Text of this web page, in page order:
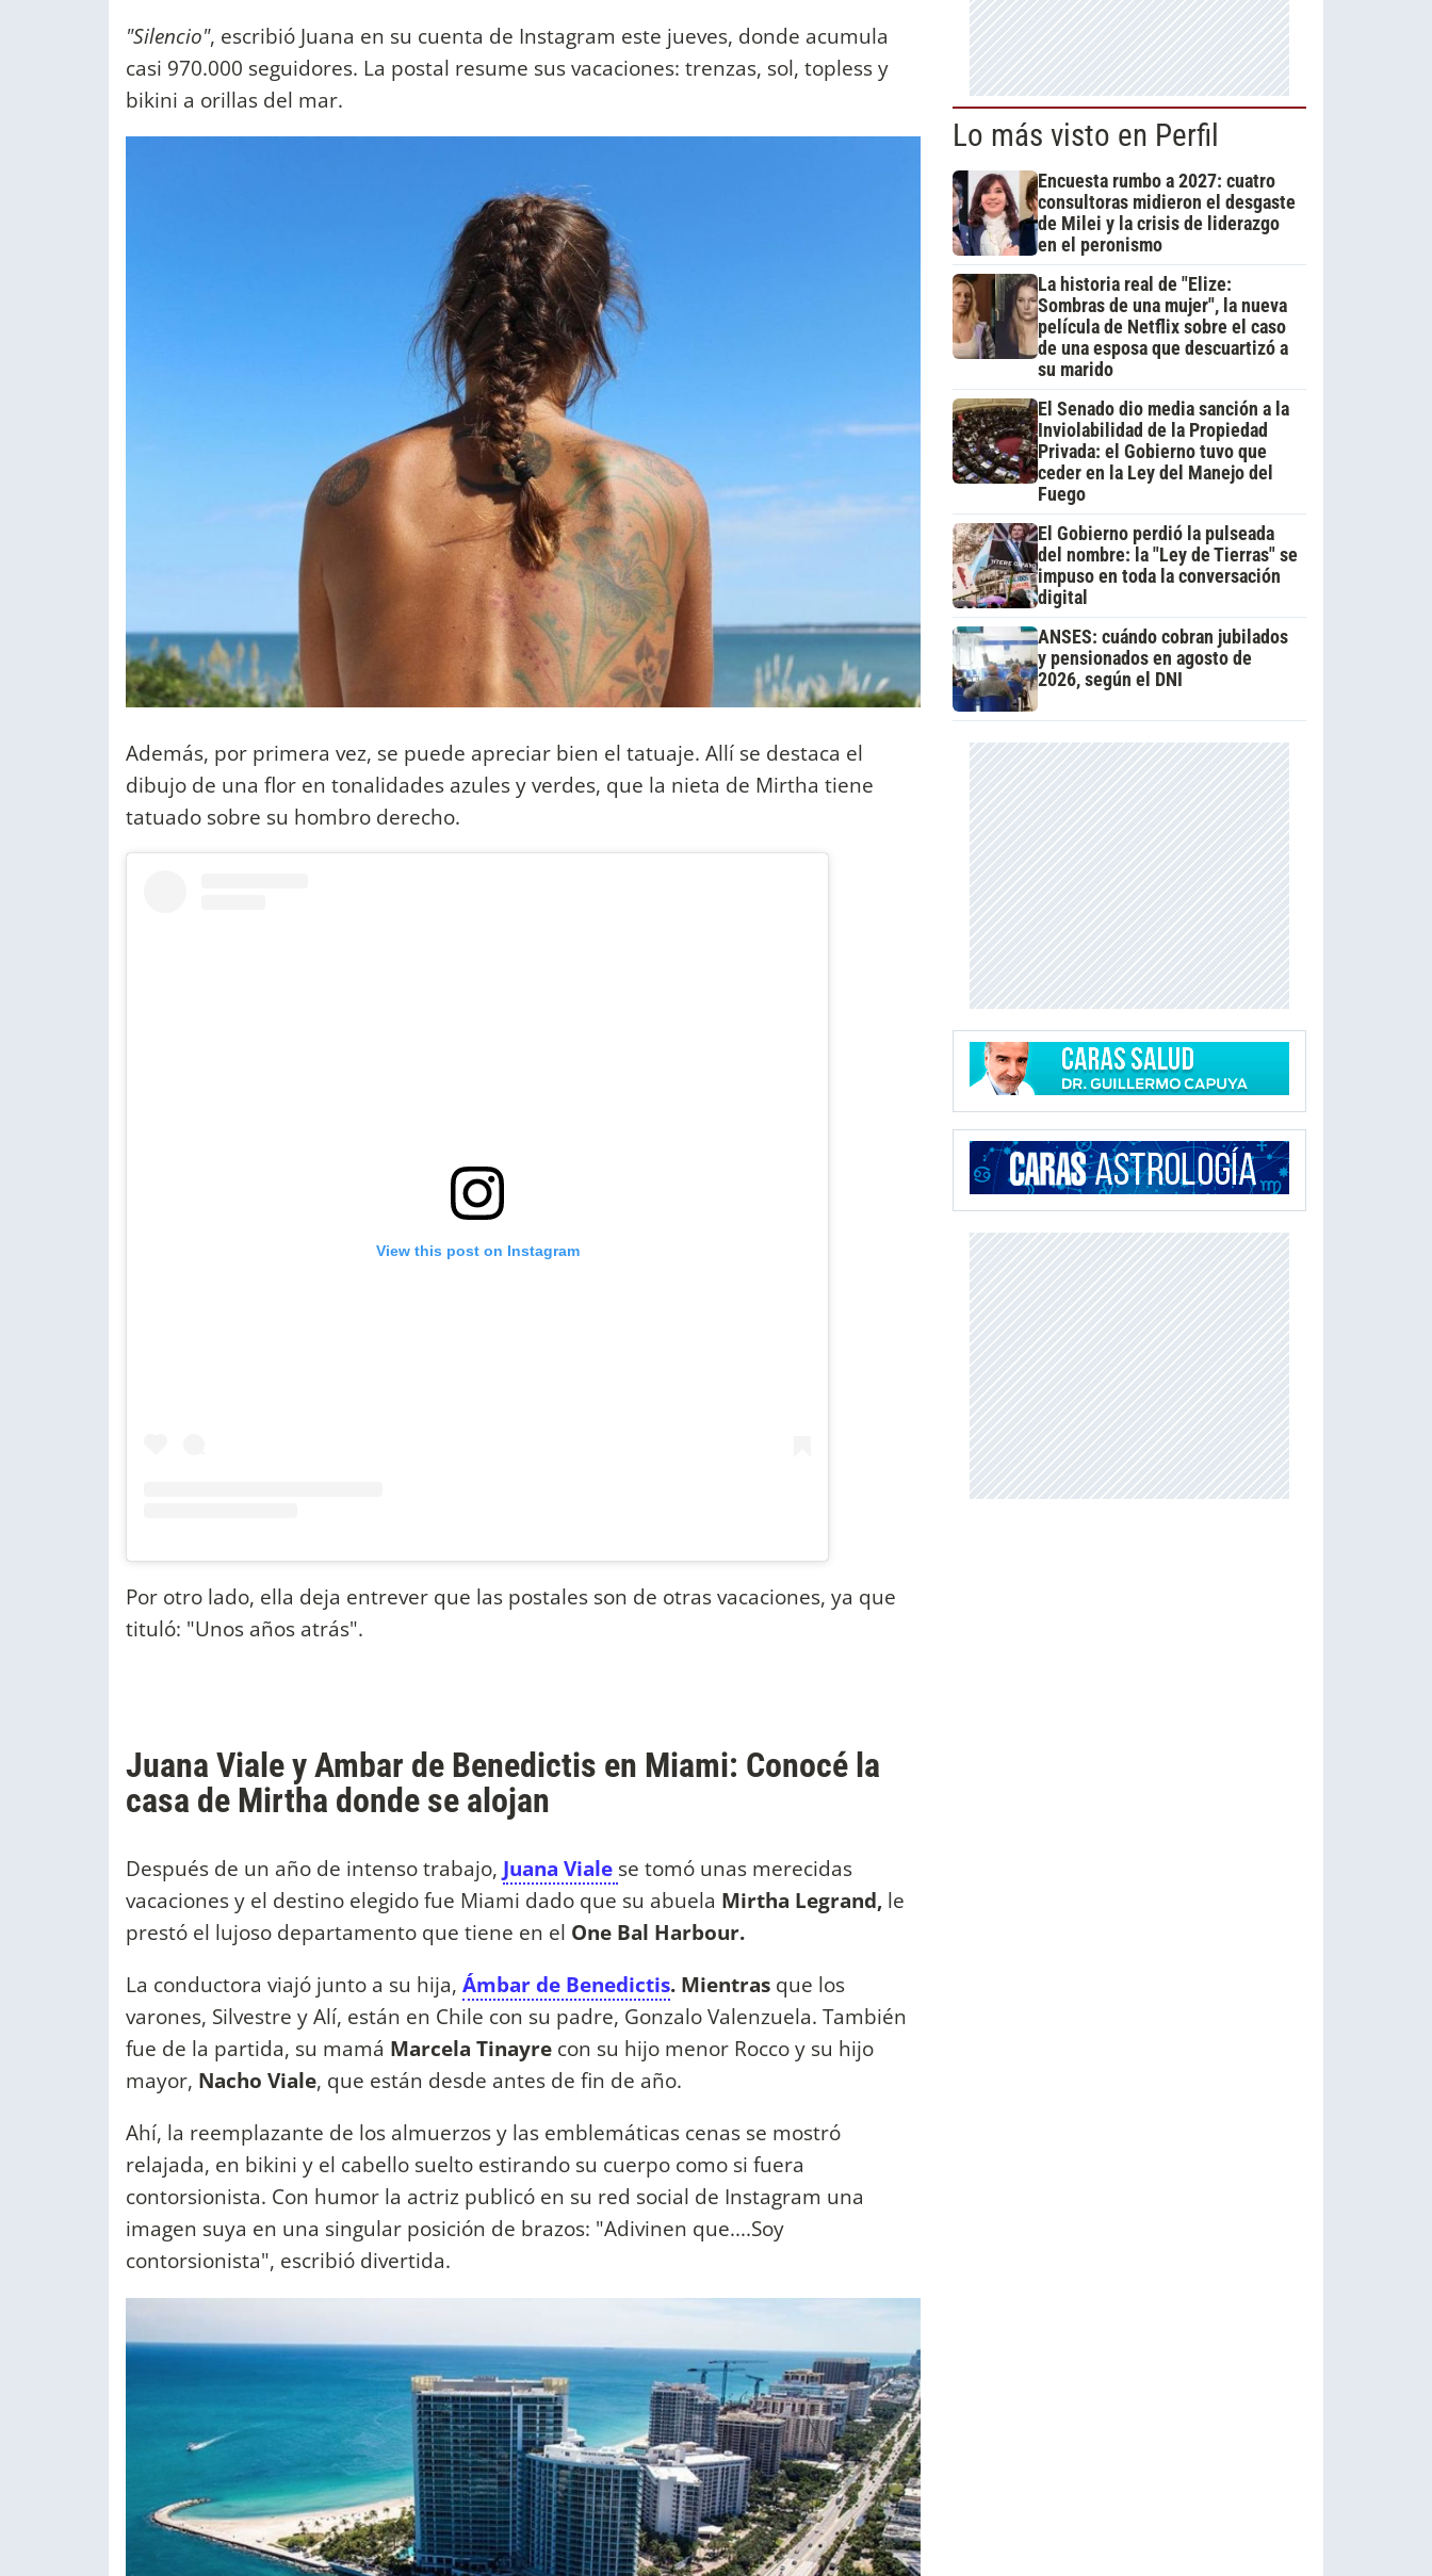
"Silencio", escribió Juana en su cuenta de Instagram este jueves, donde acumula
casi 970.000 seguidores. La postal resume sus vacaciones: trenzas, sol, topless y
bikini a orillas del mar.
Además, por primera vez, se puede apreciar bien el tatuaje. Allí se destaca el
dibujo de una flor en tonalidades azules y verdes, que la nieta de Mirtha tiene
tatuado sobre su hombro derecho.
View this post on Instagram
Por otro lado, ella deja entrever que las postales son de otras vacaciones, ya que
tituló: "Unos años atrás".
Juana Viale y Ambar de Benedictis en Miami: Conocé la
casa de Mirtha donde se alojan
Después de un año de intenso trabajo, Juana Viale se tomó unas merecidas
vacaciones y el destino elegido fue Miami dado que su abuela Mirtha Legrand, le
prestó el lujoso departamento que tiene en el One Bal Harbour.
La conductora viajó junto a su hija, Ámbar de Benedictis. Mientras que los
varones, Silvestre y Alí, están en Chile con su padre, Gonzalo Valenzuela. También
fue de la partida, su mamá Marcela Tinayre con su hijo menor Rocco y su hijo
mayor, Nacho Viale, que están desde antes de fin de año.
Ahí, la reemplazante de los almuerzos y las emblemáticas cenas se mostró
relajada, en bikini y el cabello suelto estirando su cuerpo como si fuera
contorsionista. Con humor la actriz publicó en su red social de Instagram una
imagen suya en una singular posición de brazos: "Adivinen que....Soy
contorsionista", escribió divertida.
Lo más visto en Perfil
Encuesta rumbo a 2027: cuatro
consultoras midieron el desgaste
de Milei y la crisis de liderazgo
en el peronismo
La historia real de "Elize:
Sombras de una mujer", la nueva
película de Netflix sobre el caso
de una esposa que descuartizó a
su marido
El Senado dio media sanción a la
Inviolabilidad de la Propiedad
Privada: el Gobierno tuvo que
ceder en la Ley del Manejo del
Fuego
El Gobierno perdió la pulseada
del nombre: la "Ley de Tierras" se
impuso en toda la conversación
digital
ANSES: cuándo cobran jubilados
y pensionados en agosto de
2026, según el DNI